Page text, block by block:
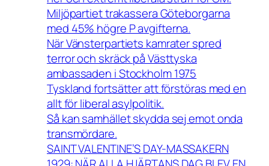
Miljöpartiet trakassera Göteborgarna
med 45% högre P avgifterna.
När Vänsterpartiets kamrater spred
terror och skräck på Västtyska
ambassaden i Stockholm 1975
Tyskland fortsätter att förstöras med en
allt för liberal asylpolitik.
Så kan samhället skydda sej emot onda
transmördare.
SAINT VALENTINE’S DAY-MASSAKERN